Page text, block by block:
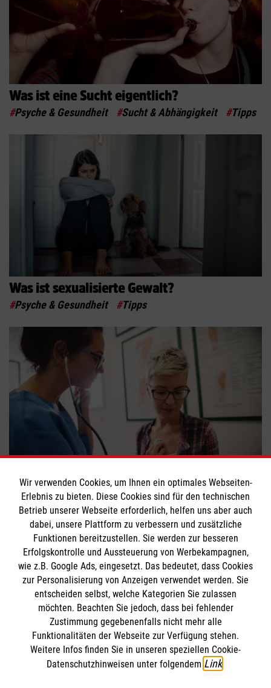
FINDE DEIN ENGAGEMENT
SPENDE AN DIE MALTESER
Was ist eine Sucht eigentlich?
#Psyche & Gesundheit #Sucht & Abhängigkeit #Tipps
Was ist sexualisierte Gewalt?
#Psyche & Gesundheit #Tipps
Wichtige Check-ups unter 35
Psyche & Gesundheit #Tipps
Bewerte diesen Artikel
Wir verwenden Cookies, um Ihnen ein optimales Webseiten-
Erlebnis zu bieten. Diese Cookies sind für den technischen
Betrieb unserer Webseite erforderlich, helfen uns aber auch
dabei, unsere Plattform zu verbessern und zusätzliche
Funktionen bereitzustellen. Sie werden zur besseren
Erfolgskontrolle und Aussteuerung von Werbekampagnen,
wie z.B. Google Ads, eingesetzt. Das bedeutet, dass Cookies
zur Personalisierung von Anzeigen verwendet werden. Sie
entscheiden selbst, welche Kategorien Sie zulassen
möchten. Beachten Sie jedoch, dass bei fehlender
Zustimmung gegebenenfalls nicht mehr alle
Funktionalitäten der Webseite zur Verfügung stehen.
Weitere Infos finden Sie in unseren speziellen Cookie-
Datenschutzhinweisen unter folgendem Link